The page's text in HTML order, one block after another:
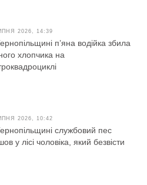
2026, 14:39
п’яна водійка збила
хлопчика на
2026, 10:42
службовий пес
у лісі чоловіка, який безвісти